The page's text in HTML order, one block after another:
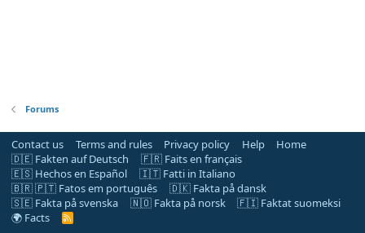
Forums
Contact us Terms and rules Privacy policy Help
Home
🇩🇪 Fakten auf Deutsch
🇫🇷 Faits en français
🇪🇸 Hechos en Español
🇮🇹 Fatti in Italiano
🇧🇷 🇵🇹 Fatos em português
🇩🇰 Fakta på dansk
🇸🇪 Fakta på svenska
🇳🇴 Fakta på norsk
🇫🇮 Faktat suomeksi
🌍 Facts
R